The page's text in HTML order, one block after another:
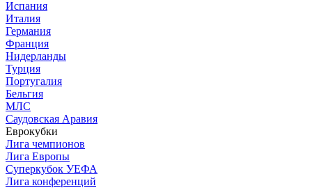
Испания
Италия
Германия
Франция
Нидерланды
Турция
Португалия
Бельгия
МЛС
Саудовская Аравия
Еврокубки
Лига чемпионов
Лига Европы
Суперкубок УЕФА
Лига конференций